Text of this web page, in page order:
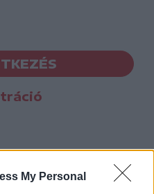
My Personal